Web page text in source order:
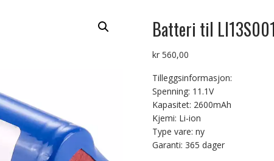
Batteri til
kr 560,00
Tilleggsinformasjon:
Spenning: 11.1V
Kapasitet: 2600mAh
Kjemi: Li-ion
Type vare: ny
Garanti: 365 dager